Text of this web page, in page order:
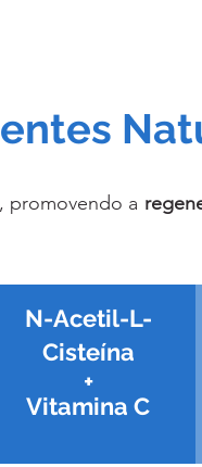
promovendo a
N-Acetil-L-
Cisteína
+
Vitamina C